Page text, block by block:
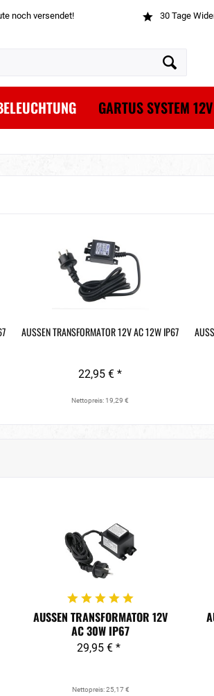
noch versendet! 30 Tage
GARTUS SYSTEM 12V
AUSSEN TRANSFORMATOR 12V AC 12W IP67
22,95 € *
Nettopreis: 19,29 €
AUSSEN TRANSFORMATOR 12V A
C 30W IP67
29,95 € *
Nettopreis: 25,17 €